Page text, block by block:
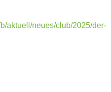
aktuell/neues/club/2025/der-